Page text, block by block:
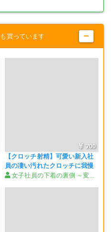
買っています
700
【クロッチ射精】可愛い新入社
員の凄い汚れたクロッチに我慢
できず白濁液大量射精。
女子社員の下着の裏側 ～変態アラフィフリーマンによる卑劣行為～